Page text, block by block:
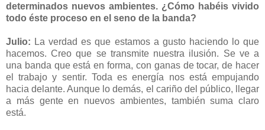
determinados nuevos ambientes. ¿Cómo habéis vivido
todo éste proceso en el seno de la banda?
Julio: La verdad es que estamos a gusto haciendo lo que
hacemos. Creo que se transmite nuestra ilusión. Se ve a
una banda que está en forma, con ganas de tocar, de hacer
el trabajo y sentir. Toda es energía nos está empujando
hacia delante. Aunque lo demás, el cariño del público, llegar
a más gente en nuevos ambientes, también suma claro
está.